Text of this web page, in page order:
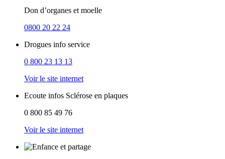
Don d’organes et moelle
0800 20 22 24
Drogues info service
0 800 23 13 13
Voir le site internet
Ecoute infos Sclérose en plaques
0 800 85 49 76
Voir le site internet